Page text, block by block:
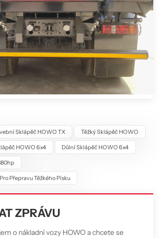
Sklápěč HOWO TX Těžký Sklápěč HOWO
HOWO 6x4 Důlní Sklápěč HOWO 6x4
Přepravu Těžkého Písku
ZPRÁVU
o nákladní vozy HOWO a chcete se